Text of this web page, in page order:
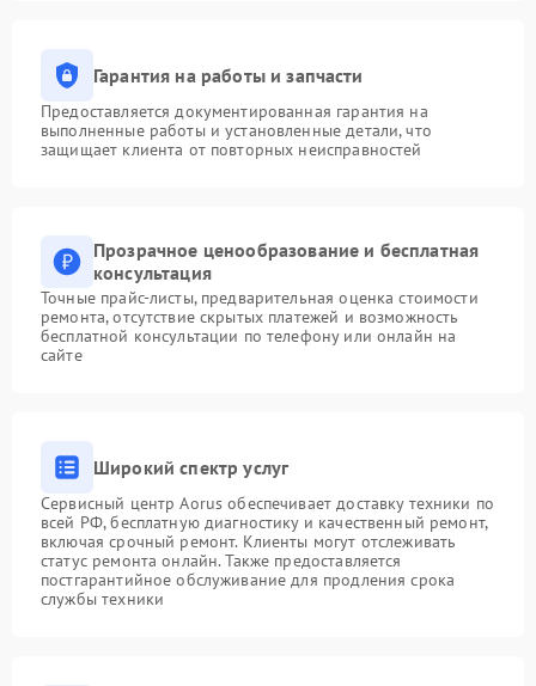
Гарантия на работы и запчасти
Предоставляется документированная гарантия на
выполненные работы и установленные детали, что
защищает клиента от повторных неисправностей
Прозрачное ценообразование и бесплатная
консультация
Точные прайс-листы, предварительная оценка стоимости
ремонта, отсутствие скрытых платежей и возможность
бесплатной консультации по телефону или онлайн на
сайте
Широкий спектр услуг
Сервисный центр Aorus обеспечивает доставку техники по
всей РФ, бесплатную диагностику и качественный ремонт,
включая срочный ремонт. Клиенты могут отслеживать
статус ремонта онлайн. Также предоставляется
постгарантийное обслуживание для продления срока
службы техники